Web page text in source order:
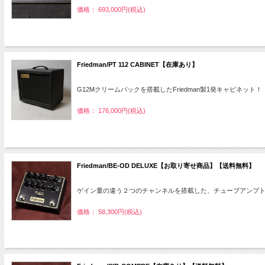
価格： 693,000円(税込)
Friedman/PT 112 CABINET【在庫あり】
G12Mクリームバックを搭載したFriedman製1発キャビネット！
価格： 176,000円(税込)
Friedman/BE-OD DELUXE【お取り寄せ商品】【送料無料】
ゲイン量の違う２つのチャンネルを搭載した、チューブアンプ
価格： 58,300円(税込)